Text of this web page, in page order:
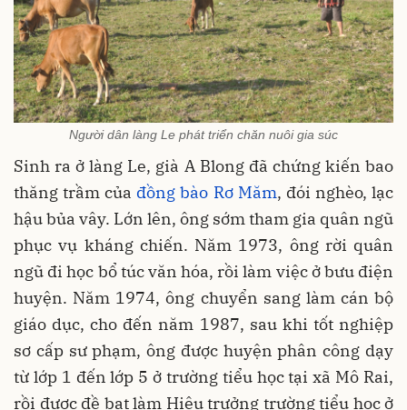
Người dân làng Le phát triển chăn nuôi gia súc
Sinh ra ở làng Le, già A Blong đã chứng kiến bao
thăng trầm của đồng bào Rơ Măm, đói nghèo, lạc
hậu bủa vây. Lớn lên, ông sớm tham gia quân ngũ
phục vụ kháng chiến. Năm 1973, ông rời quân
ngũ đi học bổ túc văn hóa, rồi làm việc ở bưu điện
huyện. Năm 1974, ông chuyển sang làm cán bộ
giáo dục, cho đến năm 1987, sau khi tốt nghiệp
sơ cấp sư phạm, ông được huyện phân công dạy
từ lớp 1 đến lớp 5 ở trường tiểu học tại xã Mô Rai,
rồi được đề bạt làm Hiệu trưởng trường tiểu học ở